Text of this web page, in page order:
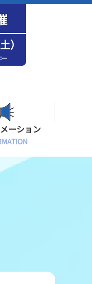
）
方
ーション
ォメーション